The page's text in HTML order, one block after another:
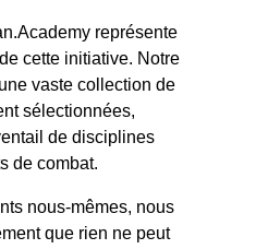
représente
cette initiative. Notre
vaste collection de
sélectionnées,
de disciplines
de combat.
nous-mêmes, nous
que rien ne peut